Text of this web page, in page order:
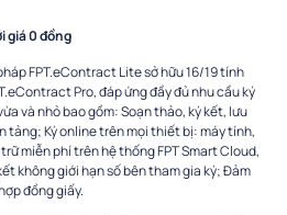
giá 0 đồng
FPT.eContract Lite sở hữu 16/19 tính
Pro, đáp ứng đầy đủ nhu cầu ký
và nhỏ bao gồm: Soạn thảo, ký kết, lưu
tảng; Ký online trên mọi thiết bị: máy tính,
miễn phí trên hệ thống FPT Smart Cloud,
không giới hạn số bên tham gia ký; Đảm
đồng giấy.